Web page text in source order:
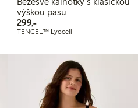
výškou pasu
299,-299,00 Kč
TENCEL™ Lyocell